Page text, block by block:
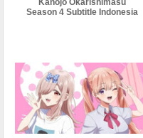
Kanojo Okarishimasu
Season 4 Subtitle Indonesia